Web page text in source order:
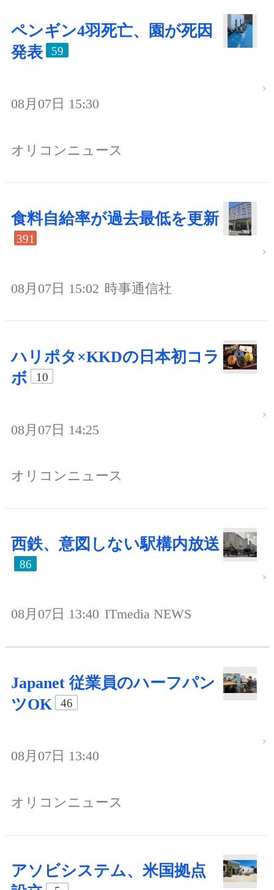
ペンギン4羽死亡、園が死因
発表
59
08月07日 15:30
オリコンニュース
食料自給率が過去最低を更新
391
08月07日 15:02 時事通信社
ハリポタ×KKDの日本初コラ
ボ
10
08月07日 14:25
オリコンニュース
西鉄、意図しない駅構内放送
86
08月07日 13:40 ITmedia NEWS
Japanet 従業員のハーフパン
ツOK
46
08月07日 13:40
オリコンニュース
アソビシステム、米国拠点